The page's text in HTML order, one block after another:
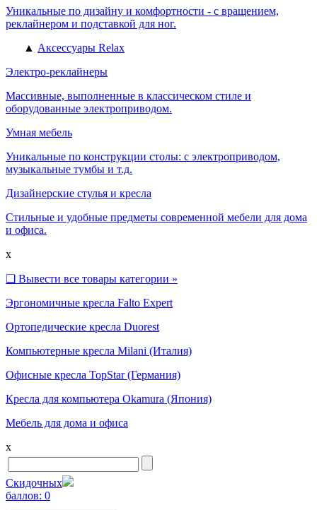
Уникальные по дизайну и комфортности - с вращением,
реклайнером и подставкой для ног.
▲ Аксессуары Relax
Электро-реклайнеры
Массивные, выполненные в классическом стиле и
оборудованные электроприводом.
Умная мебель
Уникальные по конструкции столы: с электроприводом,
музыкальные тумбы и т.д.
Дизайнерские стулья и кресла
Стильные и удобные предметы современной мебели для дома
и офиса.
x
❑ Вывести все товары категории »
Эргономичные кресла Falto Expert
Ортопедические кресла Duorest
Компьютерные кресла Milani (Италия)
Офисные кресла TopStar (Германия)
Кресла для компьютера Okamura (Япония)
Мебель для дома и офиса
x
Скидочных
баллов: 0